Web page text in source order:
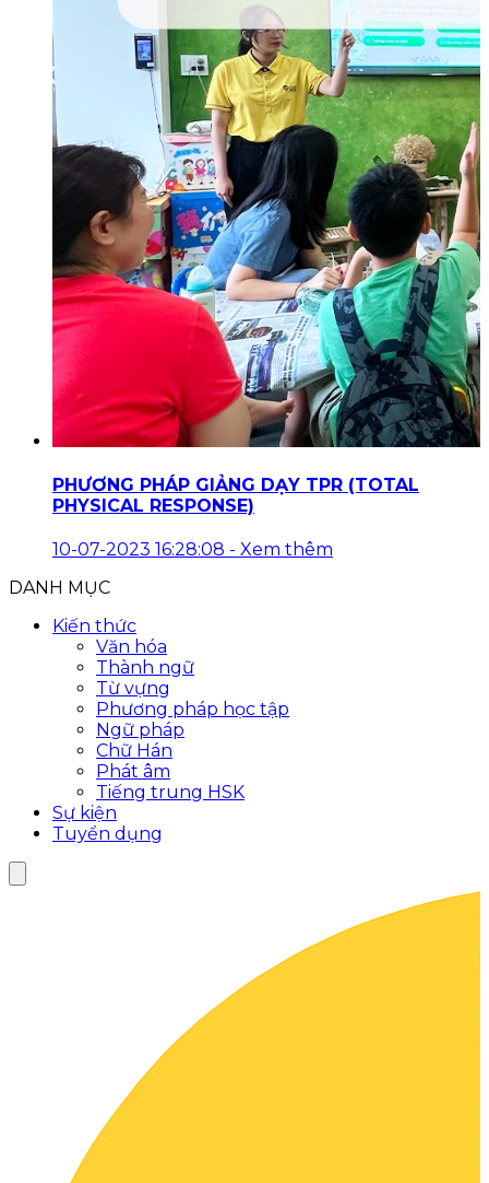
PHƯƠNG PHÁP GIẢNG DẠY TPR (TOTAL
PHYSICAL RESPONSE)
10-07-2023 16:28:08 - Xem thêm
DANH MỤC
Kiến thức
Văn hóa
Thành ngữ
Từ vựng
Phương pháp học tập
Ngữ pháp
Chữ Hán
Phát âm
Tiếng trung HSK
Sự kiện
Tuyển dụng